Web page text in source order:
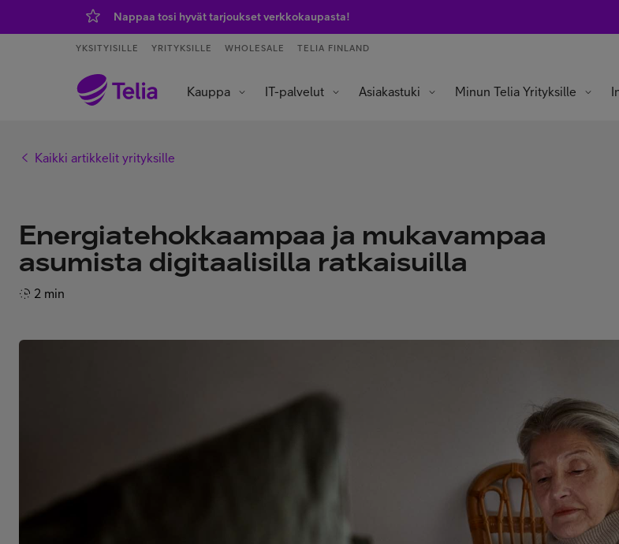
Nappaa tosi hyvät tarjoukset verkkokaupasta!
YKSITYISILLE YRITYKSILLE WHOLESALE TELIA FINLAND
Kauppa IT-palvelut Asiakastuki Minun Telia Yrityksille
Kaikki artikkelit yrityksille
Energiatehokkaampaa ja mukavampaa
asumista digitaalisilla ratkaisuilla
2 min